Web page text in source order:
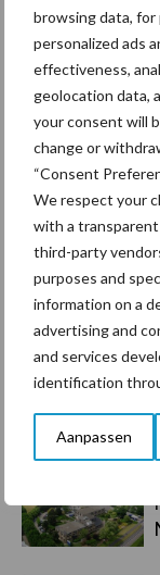
browsing data,
personalized ads
effectiveness,
geolocation data,
your consent will
change or
“Consent
We respect your
with a
third-party
purposes and
information on a
advertising and
and services
identification
Aanpassen
Primaire
Sidebar
Recent
7 aug
7 aug